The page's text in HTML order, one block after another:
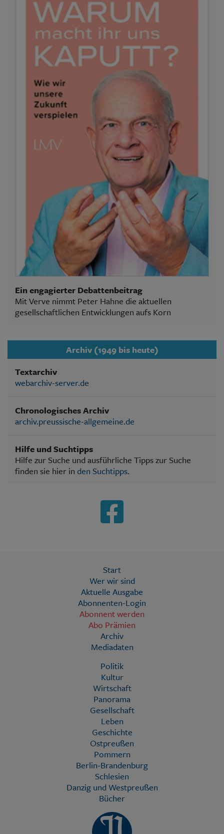
Ein engagierter Debattenbeitrag
Mit Verve nimmt Peter Hahne die aktuellen
gesellschaftlichen Entwicklungen aufs Korn
Archiv (1949 bis heute)
Textarchiv
webarchiv-server.de
Chronologisches Archiv
archiv.preussische-allgemeine.de
Hilfe und Suchtipps
Hilfe zur Suche und ausführliche Tipps zur Suche
finden sie hier in den Suchtipps.
Start
Wer wir sind
Aktuelle Ausgabe
Abonnenten-Login
Abonnent werden
Abo Prämien
Archiv
Mediadaten
Politik
Kultur
Wirtschaft
Panorama
Gesellschaft
Leben
Geschichte
Ostpreußen
Pommern
Berlin-Brandenburg
Schlesien
Danzig und Westpreußen
Bücher